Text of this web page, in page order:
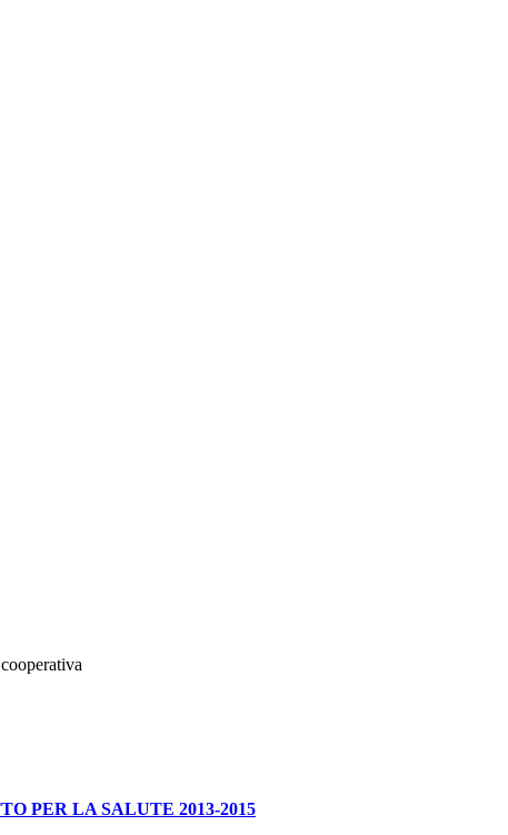
PER LA SALUTE 2013-2015